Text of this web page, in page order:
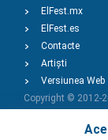
ElFest.mx
ElFest.es
Contacte
Artiști
Versiunea Web
Copyright © 2012-